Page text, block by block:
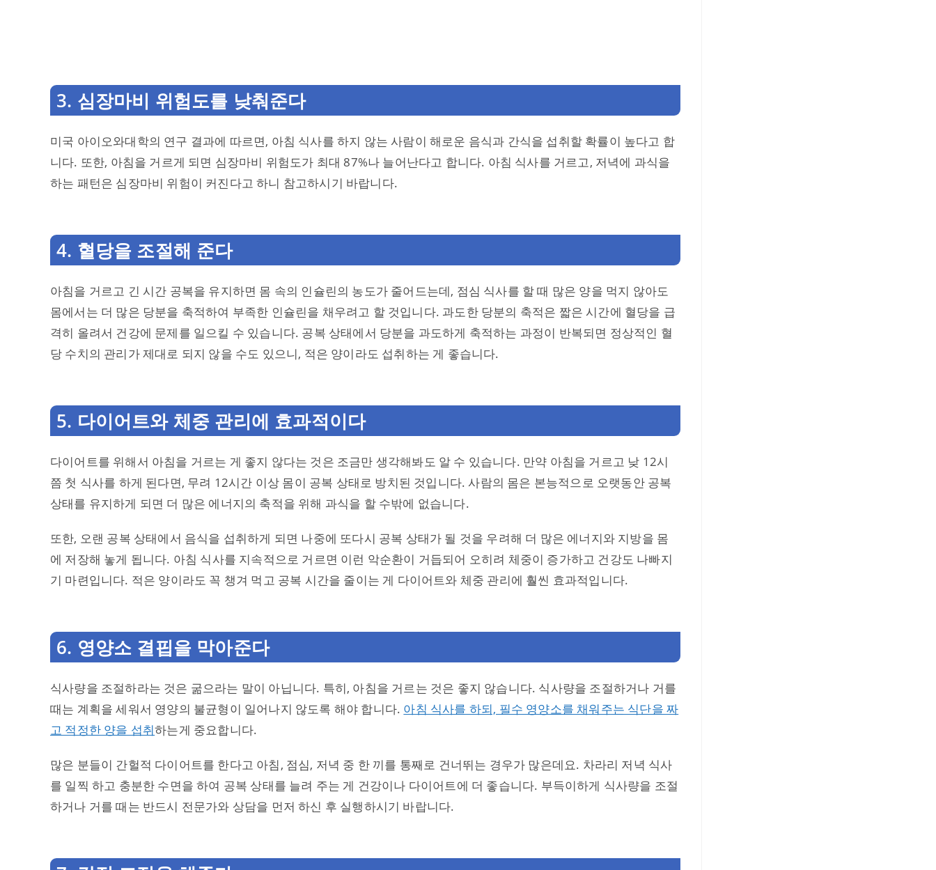
3. 심장마비 위험도를 낮춰준다
미국 아이오와대학의 연구 결과에 따르면, 아침 식사를 하지 않는 사람이 해로운 음식과 간식을 섭취할 확률이 높다고 합
니다. 또한, 아침을 거르게 되면 심장마비 위험도가 최대 87%나 늘어난다고 합니다. 아침 식사를 거르고, 저녁에 과식을
하는 패턴은 심장마비 위험이 커진다고 하니 참고하시기 바랍니다.
4. 혈당을 조절해 준다
아침을 거르고 긴 시간 공복을 유지하면 몸 속의 인슐린의 농도가 줄어드는데, 점심 식사를 할 때 많은 양을 먹지 않아도
몸에서는 더 많은 당분을 축적하여 부족한 인슐린을 채우려고 할 것입니다. 과도한 당분의 축적은 짧은 시간에 혈당을 급
격히 올려서 건강에 문제를 일으킬 수 있습니다. 공복 상태에서 당분을 과도하게 축적하는 과정이 반복되면 정상적인 혈
당 수치의 관리가 제대로 되지 않을 수도 있으니, 적은 양이라도 섭취하는 게 좋습니다.
5. 다이어트와 체중 관리에 효과적이다
다이어트를 위해서 아침을 거르는 게 좋지 않다는 것은 조금만 생각해봐도 알 수 있습니다. 만약 아침을 거르고 낮 12시
쯤 첫 식사를 하게 된다면, 무려 12시간 이상 몸이 공복 상태로 방치된 것입니다. 사람의 몸은 본능적으로 오랫동안 공복
상태를 유지하게 되면 더 많은 에너지의 축적을 위해 과식을 할 수밖에 없습니다.
또한, 오랜 공복 상태에서 음식을 섭취하게 되면 나중에 또다시 공복 상태가 될 것을 우려해 더 많은 에너지와 지방을 몸
에 저장해 놓게 됩니다. 아침 식사를 지속적으로 거르면 이런 악순환이 거듭되어 오히려 체중이 증가하고 건강도 나빠지
기 마련입니다. 적은 양이라도 꼭 챙겨 먹고 공복 시간을 줄이는 게 다이어트와 체중 관리에 훨씬 효과적입니다.
6. 영양소 결핍을 막아준다
식사량을 조절하라는 것은 굶으라는 말이 아닙니다. 특히, 아침을 거르는 것은 좋지 않습니다. 식사량을 조절하거나 거를
때는 계획을 세워서 영양의 불균형이 일어나지 않도록 해야 합니다. 아침 식사를 하되, 필수 영양소를 채워주는 식단을 짜
고 적정한 양을 섭취하는게 중요합니다.
많은 분들이 간헐적 다이어트를 한다고 아침, 점심, 저녁 중 한 끼를 통째로 건너뛰는 경우가 많은데요. 차라리 저녁 식사
를 일찍 하고 충분한 수면을 하여 공복 상태를 늘려 주는 게 건강이나 다이어트에 더 좋습니다. 부득이하게 식사량을 조절
하거나 거를 때는 반드시 전문가와 상담을 먼저 하신 후 실행하시기 바랍니다.